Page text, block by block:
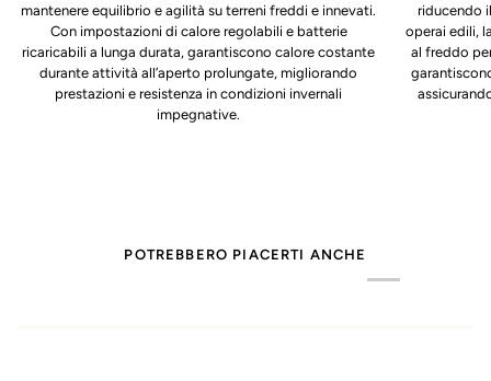
mantenere equilibrio e agilità su terreni freddi e innevati.
Con impostazioni di calore regolabili e batterie
ricaricabili a lunga durata, garantiscono calore costante
durante attività all’aperto prolungate, migliorando
prestazioni e resistenza in condizioni invernali
impegnative.
riducendo
operai edili,
al freddo
POTREBBERO PIACERTI ANCHE